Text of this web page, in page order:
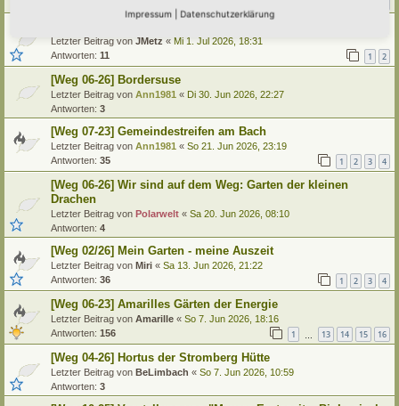
Letzter Beitrag von JMetz « Mi 1. Jul 2026, 18:31
Antworten: 11 1 2
[Weg 06-26] Bordersuse
Letzter Beitrag von Ann1981 « Di 30. Jun 2026, 22:27
Antworten: 3
[Weg 07-23] Gemeindestreifen am Bach
Letzter Beitrag von Ann1981 « So 21. Jun 2026, 23:19
Antworten: 35 1 2 3 4
[Weg 06-26] Wir sind auf dem Weg: Garten der kleinen
Drachen
Letzter Beitrag von Polarwelt « Sa 20. Jun 2026, 08:10
Antworten: 4
[Weg 02/26] Mein Garten - meine Auszeit
Letzter Beitrag von Miri « Sa 13. Jun 2026, 21:22
Antworten: 36 1 2 3 4
[Weg 06-23] Amarilles Gärten der Energie
Letzter Beitrag von Amarille « So 7. Jun 2026, 18:16
Antworten: 156 1 13 14 15 16
[Weg 04-26] Hortus der Stromberg Hütte
Letzter Beitrag von BeLimbach « So 7. Jun 2026, 10:59
Antworten: 3
Impressum Datenschutzerklärung